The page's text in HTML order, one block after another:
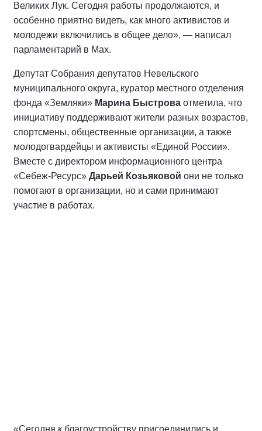
Великих Лук. Сегодня работы продолжаются, и
особенно приятно видеть, как много активистов и
молодежи включились в общее дело», — написал
парламентарий в Мах.
Депутат Собрания депутатов Невельского
муниципального округа, куратор местного отделения
фонда «Земляки» Марина Быстрова отметила, что
инициативу поддерживают жители разных возрастов,
спортсмены, общественные организации, а также
молодогвардейцы и активисты «Единой России».
Вместе с директором информационного центра
«Себеж-Ресурс» Дарьей Козьяковой они не только
помогают в организации, но и сами принимают
участие в работах.
«Сегодня к благоустройству присоединились и